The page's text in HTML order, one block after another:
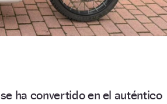
se ha convertido en el auténtico